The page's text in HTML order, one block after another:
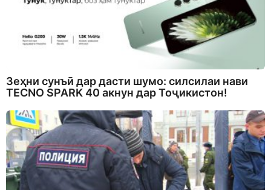
Зеҳни сунъӣ дар дасти шумо: силсилаи нави
TECNO SPARK 40 акнун дар Тоҷикистон!